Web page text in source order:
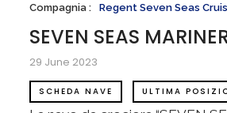
Compagnia Regent Seven Seas
SEVEN SEAS
29 June 2023
SCHEDA NAVE ULTIMA